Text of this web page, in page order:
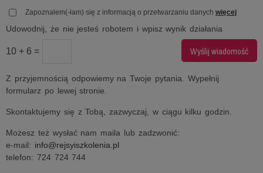
Zapoznałem(-łam) się z informacją o przetwarzaniu danych więcej
Udowodnij, że nie jesteś robotem i wpisz wynik działania
10 + 6 =
Z przyjemnością odpowiemy na Twoje pytania. Wypełnij
formularz po lewej stronie.
Skontaktujemy się z Tobą, zazwyczaj, w ciągu kilku godzin.
Możesz też wysłać nam maila lub zadzwonić:
e-mail: info@rejsyiszkolenia.pl
telefon: 724 724 744